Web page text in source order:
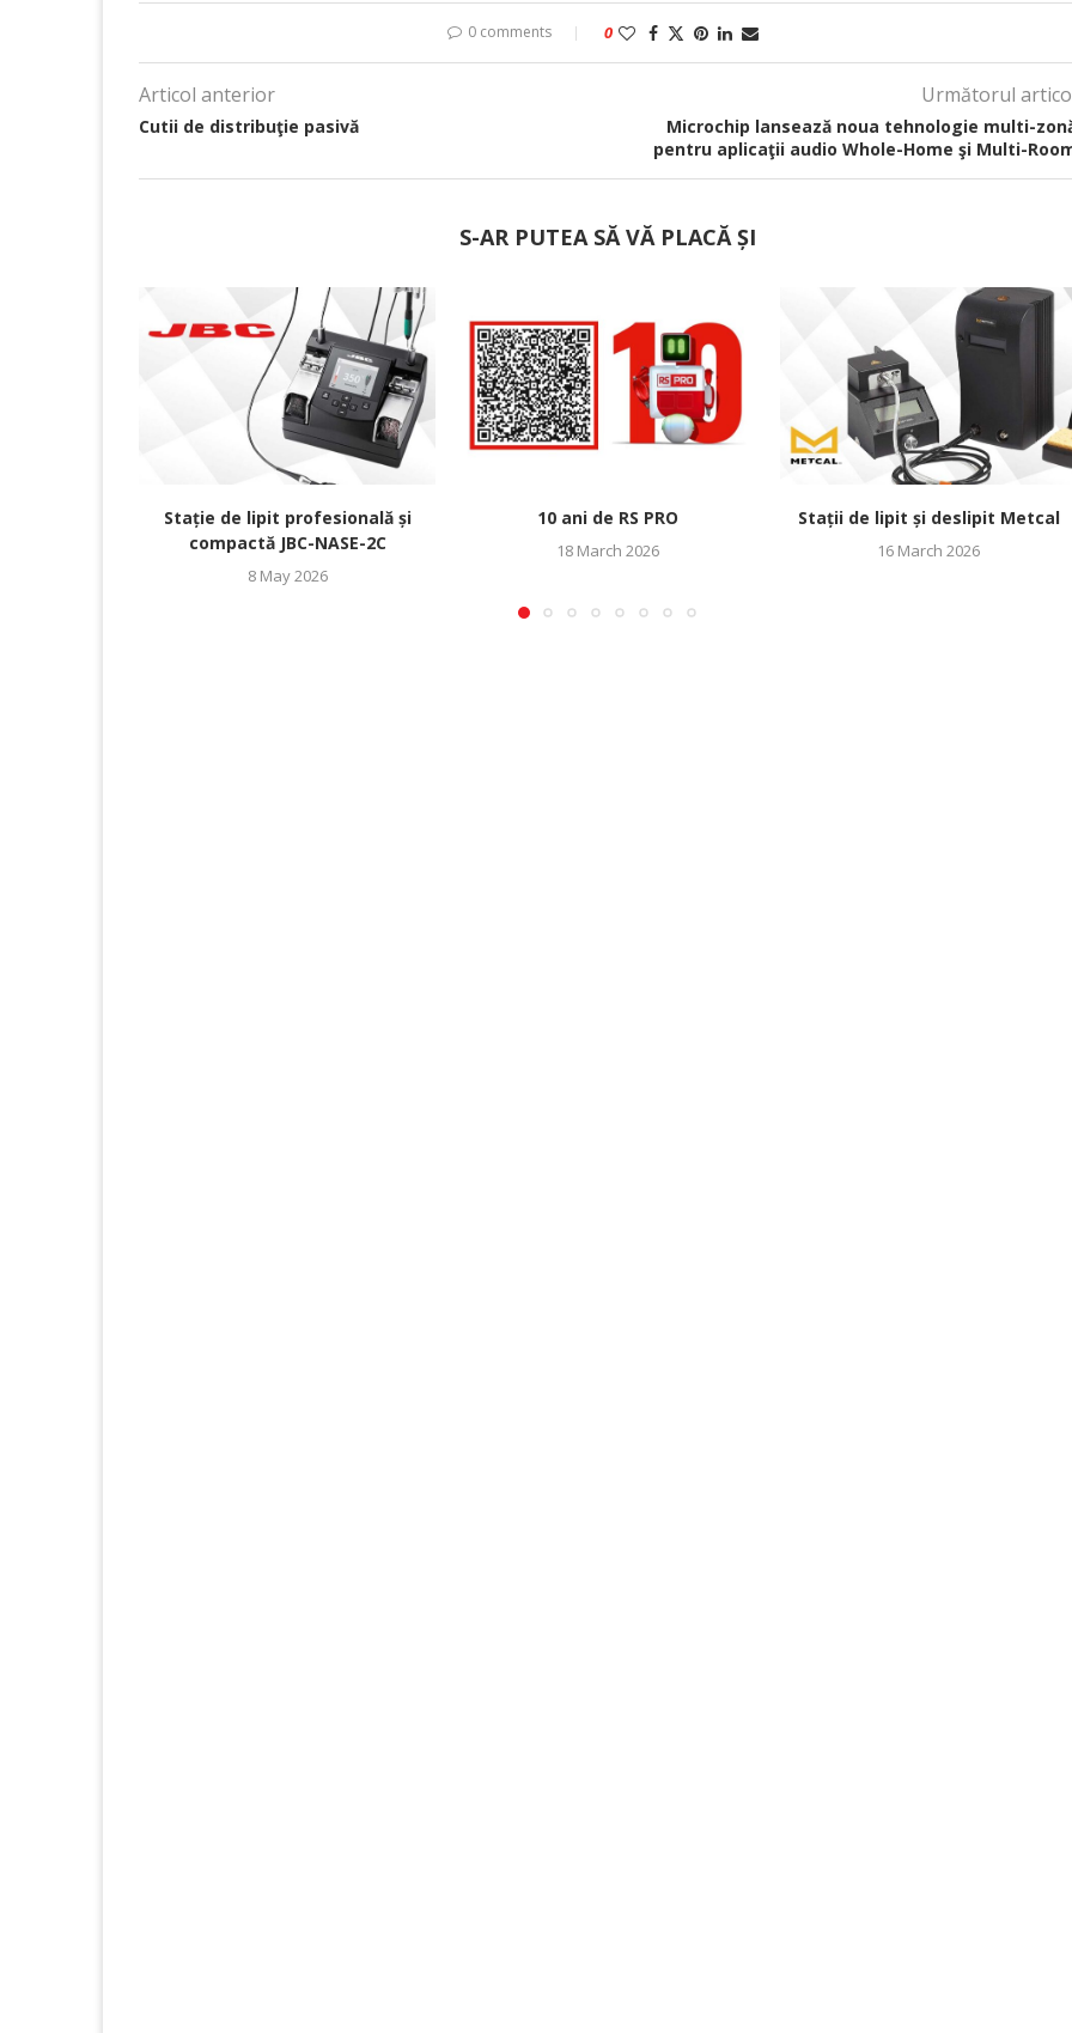
0 comments 0
Articol anterior
Cutii de distribuţie pasivă
Următorul
Microchip lansează noua tehnologie multi-
pentru aplicaţii audio Whole-Home şi Multi-
S-AR PUTEA SĂ VĂ PLACĂ ȘI
Stație de lipit profesională și
compactă JBC-NASE-2C
8 May 2026
10 ani de RS PRO
18 March 2026
Stații de lipit și deslipit Metcal
16 March 2026